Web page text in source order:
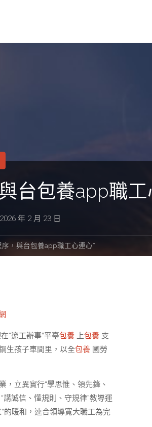
台包養app職工
2026 年 2 月 23 日
，與台包養app職工心連心”
“遼工辦事”平臺包養 上包養 支
生孩子車間里，以全包養 國勞
立異實行“學思惟、領先鋒、
講誠信、懂規則、守規律”教導運
的暖和，連合領導寬大職工為完